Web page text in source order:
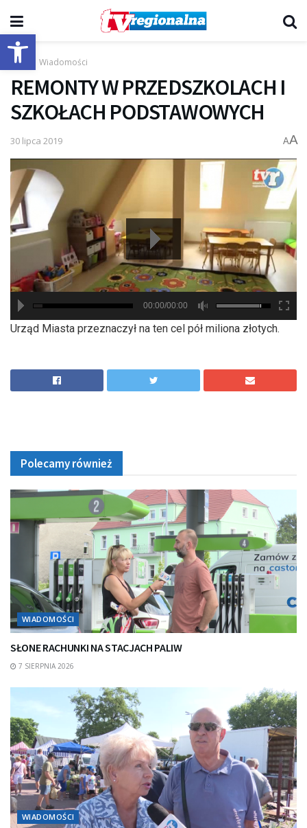
Otwórz pasek narzędzi
Start Wiadomości
REMONTY W PRZEDSZKOLACH I
SZKOŁACH PODSTAWOWYCH
30 lipca 2019 AA
hd2880
hd2160
hd2160
hd1440
highres
hd1080
hd720
large
medium
small
tiny
00:00/00:00
Urząd Miasta przeznaczył na ten cel pół miliona złotych.
Polecamy również
WIADOMOŚCI
SŁONE RACHUNKI NA STACJACH PALIW
7 SIERPNIA 2026
WIADOMOŚCI